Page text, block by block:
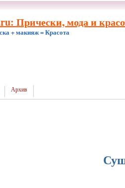
Прически, мода и
+ макияж = Красота
Архив